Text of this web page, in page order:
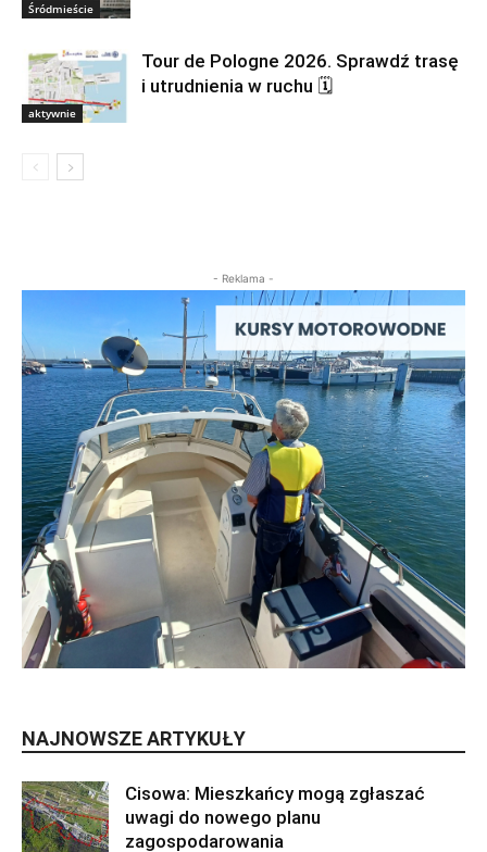
Śródmieście
aktywnie
Tour de Pologne 2026. Sprawdź trasę
i utrudnienia w ruchu 🗓
- Reklama -
NAJNOWSZE ARTYKUŁY
Cisowa: Mieszkańcy mogą zgłaszać
uwagi do nowego planu
zagospodarowania